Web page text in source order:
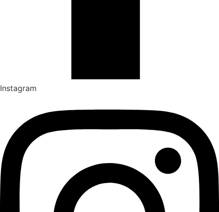
Instagram